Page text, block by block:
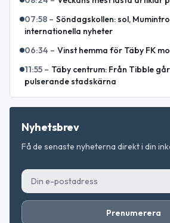
07:58 – Söndagskollen: sol,
internationella nyheter
06:34 – Vinst hemma för Täby FK
11:55 – Täby centrum: Från Tibble
pulserande stadskärna
Nyhetsbrev
Få de senaste nyheterna direkt i din
Prenumerera